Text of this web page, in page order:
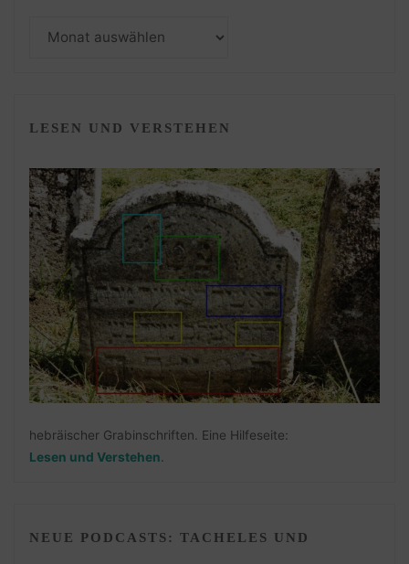
LESEN UND VERSTEHEN
hebräischer Grabinschriften. Eine Hilfeseite:
Lesen und Verstehen
NEUE PODCASTS: TACHELES UND